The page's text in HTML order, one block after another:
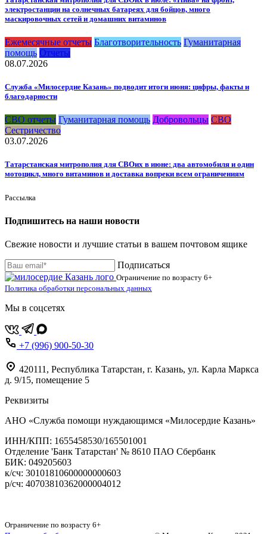
электростанции на солнечных батареях для бойцов, много
маскировочных сетей и домашних витаминов
Ежемесячные отчеты Благотворительность Гуманитарная
помощь Отчеты
08.07.2026
Служба «Милосердие Казань» подводит итоги июня: цифры, факты и
благодарности
СВО отчеты Гуманитарная помощь Добровольцы СВО
Сестричество
03.07.2026
Татарстанская митрополия для СВОих в июне: два автомобиля и один
мотоцикл, много витаминов и доставка вопреки всем ограничениям
Рассылка
Подпишитесь на наши новости
Свежие новости и лучшие статьи в вашем почтовом ящике
Подписаться
Ограничение по возрасту 6+
Политика обработки персональных данных
Мы в соцсетях
+7 (996) 900-50-30
420111 , Республика Татарстан, г. Казань, ул. Карла Маркса
д. 9/15, помещение 5
Реквизиты
АНО «Служба помощи нуждающимся «Милосердие Казань»
‌ИНН/КПП: 1655458530/165501001
Отделение 'Банк Татарстан' № 8610 ПАО Сбербанк
БИК: 049205603
‌к/сч: 30101810600000000603
р/сч: 40703810362000004012
Ограничение по возрасту 6+